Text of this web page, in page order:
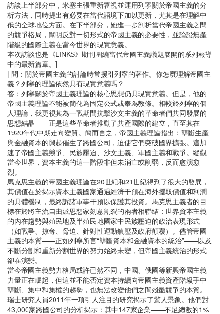
訪談上半部分中，米塞主張重新審視並運用列寧關於帝國主義的分
析方法，同時提出有必要在當代語境下加以更新，尤其是在理解中
俄的全球地位方面。在下半部分，她進一步剖析當代帝國主義之間
的競爭格局，闡明反對一切形式的帝國主義的必要性，並論證無產
階級的國際主義在當今世界的現實意義。
本次訪談也是《LINKS》期刊圍繞當代帝國主義議題展開的系列報導
中的最新篇章。]
| 問：關於帝國主義的討論時常援引列寧的著作。你怎麼理解帝國主
義？列寧的理論依然具有現實意義嗎？
答：列寧關於帝國主義理論的核心思想仍具現實意義。但是，他的
帝國主義理論不能被簡化為固定公式或奉為教條。相較於列寧的個
人理論，我更視其為一戰期間抗擊沙文主義的革命者們共同發展的
思想結晶——正是這些革命者推動了共產國際的建立，直至其在
1920年代中期走向變質。簡而言之，帝國主義理論指出：壟斷生產
與金融資本的興起催生了跨國公司，迫使它們突破國界擴張。這加
速了帝國主義競爭、民族壓迫、沙文主義、軍國主義和戰爭。縱觀
當今世界，資本主義的這一階段非但未消亡或削弱，反而愈演愈
烈。
馬克思主義的帝國主義理論在20世紀和21世紀得到了很大的發展，
其價值在於揭示資本主義國家通過經濟干預在海外攫取價值和利潤
的具體機制，最終訴諸軍事干預以保護其投資。馬克思主義者的目
標在於將主流自由派思想家刻意割裂的兩者相聯結：世界資本主義
的內在趨勢與殖民地及半殖民地國家中民族壓迫的政治表現形式
（如戰爭、掠奪、脅迫、針對性運動鎮壓及政府顛覆）。儘管帝國
主義的本質——正如列寧所言“壟斷資本和金融資本的統治”——以及
不斷分割和重新分割世界的努力始終未變，但帝國主義統治的形式
卻在演變。
當今帝國主義勢力格局或許已然不同，中國、俄國等新興帝國主義
力量正在崛起，但這並不能否定資本持續向帝國主義資產階級手中
壟斷、集中和集權的趨勢，也無法改變他們之間殘酷競爭的本質。
瑞士研究人員2011年一項引人注目的研究揭示了驚人景象。他們對
43,000家跨國公司的分析揭示：其中147家企業——不足總數的1%